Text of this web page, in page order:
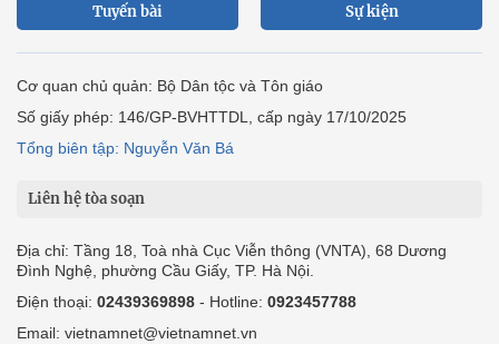
Tuyến bài Sự kiện
Cơ quan chủ quản: Bộ Dân tộc và Tôn giáo
Số giấy phép: 146/GP-BVHTTDL, cấp ngày 17/10/2025
Tổng biên tập: Nguyễn Văn Bá
Liên hệ tòa soạn
Địa chỉ: Tầng 18, Toà nhà Cục Viễn thông (VNTA), 68 Dương
Đình Nghệ, phường Cầu Giấy, TP. Hà Nội.
Điện thoại: 02439369898 - Hotline: 0923457788
Email: vietnamnet@vietnamnet.vn